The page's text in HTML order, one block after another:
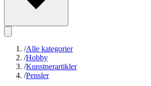
/Alle kategorier
/Hobby
/Kunstnerartikler
/Pensler